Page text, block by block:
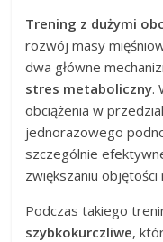
Trening z dużymi
rozwój masy
dwa główne
stres metaboliczny.
obciążenia w
jednorazowego
szczególnie
zwiększaniu objętości
Podczas takiego
szybkokurczliwe,